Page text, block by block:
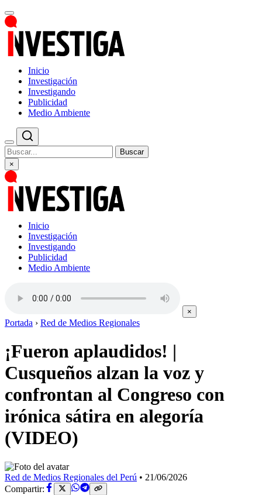
Inicio
Investigación
Investigando
Publicidad
Medio Ambiente
Buscar
×
Inicio
Investigación
Investigando
Publicidad
Medio Ambiente
×
Portada › Red de Medios Regionales
¡Fueron aplaudidos! |
Cusqueños alzan la voz y
confrontan al Congreso con
irónica sátira en alegoría
(VIDEO)
Red de Medios Regionales del Perú • 21/06/2026
Compartir: